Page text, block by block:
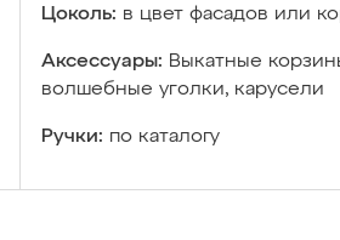
Цоколь: в цвет фасадов или
Аксессуары: Выкатные
волшебные уголки, карусели
Ручки: по каталогу